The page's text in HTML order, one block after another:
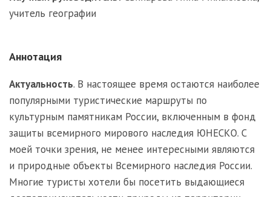
учитель географии
Аннотация
Актуальность. В настоящее время остаются наиболее
популярными туристические маршруты по
культурным памятникам России, включенным в фонд
защиты всемирного мирового наследия ЮНЕСКО. С
моей точки зрения, не менее интересными являются
и природные объекты Всемирного наследия России.
Многие туристы хотели бы посетить выдающиеся